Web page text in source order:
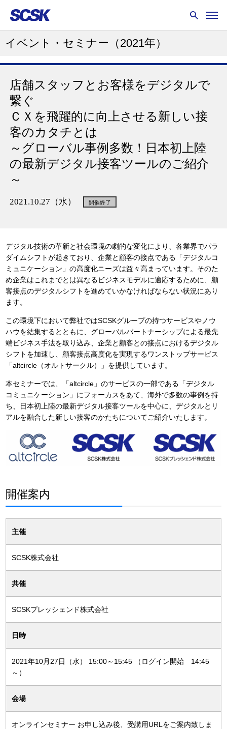
イベント・セミナー （2021年）
店舗スタッフとお客様をデジタルで
繋ぐ
ＣＸを飛躍的に向上させる新しい接
客のカタチとは
～グローバル事例多数！日本初上陸
の最新デジタル接客ツールのご紹介
～
2021.10.27（水） 開催終了
デジタル技術の革新と社会環境の劇的な変化により、各業界でパラ
ダイムシフトが起きており、企業と顧客の接点である「デジタルコ
ミュニケーション」の高度化ニーズは益々高まっています。そのた
め企業はこれまでとは異なるビジネスモデルに適応するために、顧
客接点のデジタルシフトを進めていかなければならない状況にあり
ます。
この環境下において弊社ではSCSKグループの持つサービスやノウ
ハウを結集するとともに、グローバルパートナーシップによる最先
端ビジネス手法を取り込み、企業と顧客との接点におけるデジタル
シフトを加速し、顧客接点高度化を実現するワンストップサービス
「altcircle（オルトサークル）」を提供しています。
本セミナーでは、「altcircle」のサービスの一部である「デジタル
コミュニケーション」にフォーカスをあて、海外で多数の事例を持
ち、日本初上陸の最新デジタル接客ツールを中心に、デジタルとリ
アルを融合した新しい接客のかたちについてご紹介いたします。
開催案内
主催
SCSK株式会社
共催
SCSKプレッシェンド株式会社
日時
2021年10月27日（水） 15:00～15:45 （ログイン開始 14:45
～）
会場
オンラインセミナー お申し込み後、受講用URLをご案内致しま